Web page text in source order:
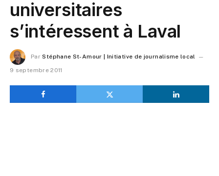
universitaires
s’intéressent à Laval
Par Stéphane St-Amour | Initiative de journalisme local
9 septembre 2011